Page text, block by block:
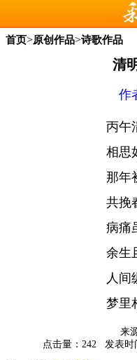
首页>原创作品>诗歌作品
清
作
丙午
相思
那年
共挽
病痛
余生
人间
梦里
来
点击量：242
发表时